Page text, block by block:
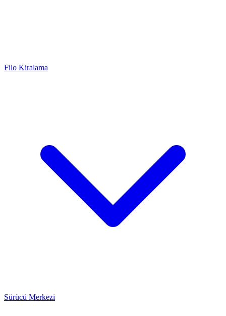
Filo Kiralama
Sürücü Merkezi